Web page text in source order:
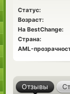
Статус:
Возраст:
На BestChange:
Страна:
AML-
Отзывы